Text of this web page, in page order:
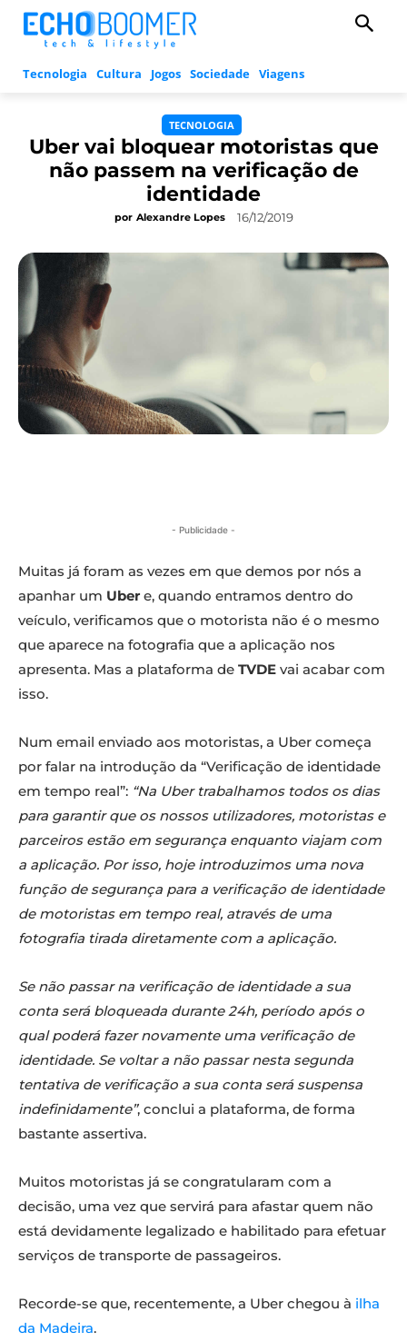
Tecnologia Cultura Jogos Sociedade Viagens
TECNOLOGIA
Uber vai bloquear motoristas que
não passem na verificação de
identidade
por Alexandre Lopes 16/12/2019
- Publicidade -
Muitas já foram as vezes em que demos por nós a
apanhar um Uber e, quando entramos dentro do
veículo, verificamos que o motorista não é o mesmo
que aparece na fotografia que a aplicação nos
apresenta. Mas a plataforma de TVDE vai acabar com
isso.
Num email enviado aos motoristas, a Uber começa
por falar na introdução da “Verificação de identidade
em tempo real”: “Na Uber trabalhamos todos os dias
para garantir que os nossos utilizadores, motoristas e
parceiros estão em segurança enquanto viajam com
a aplicação. Por isso, hoje introduzimos uma nova
função de segurança para a verificação de identidade
de motoristas em tempo real, através de uma
fotografia tirada diretamente com a aplicação.
Se não passar na verificação de identidade a sua
conta será bloqueada durante 24h, período após o
qual poderá fazer novamente uma verificação de
identidade. Se voltar a não passar nesta segunda
tentativa de verificação a sua conta será suspensa
indefinidamente”, conclui a plataforma, de forma
bastante assertiva.
Muitos motoristas já se congratularam com a
decisão, uma vez que servirá para afastar quem não
está devidamente legalizado e habilitado para efetuar
serviços de transporte de passageiros.
Recorde-se que, recentemente, a Uber chegou à ilha
da Madeira.